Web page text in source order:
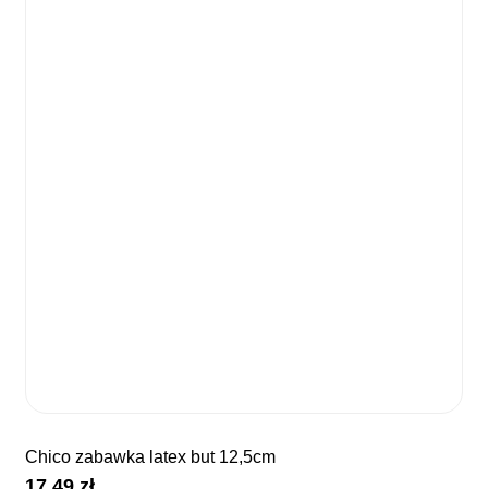
chico zabawka latex but 12,5cm